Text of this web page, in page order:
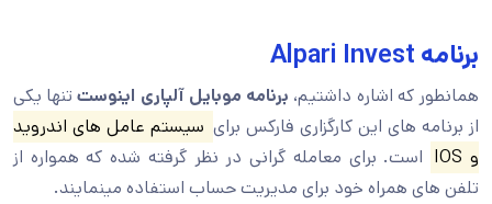
برنامه Alpari Invest
همانطور که اشاره داشتیم، برنامه موبایل آلپاری اینوستتنها یکی
از برنامه های این کارگزاری فارکس برای سیستم عامل های اندروید
و IOS
است. برای معامله گرانی در نظر گرفته شده که همواره از
تلفن های همراه خود برای مدیریت حساب استفاده مینمایند.